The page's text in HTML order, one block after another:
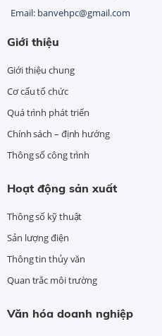
Email: banvehpc@gmail.com
Giới thiệu
Giới thiệu chung
Cơ cấu tổ chức
Quá trình phát triển
Chính sách – định hướng
Thông số công trình
Hoạt động sản xuất
Thông số kỹ thuật
Sản lượng điện
Thông tin thủy văn
Quan trắc môi trường
Văn hóa doanh nghiệp